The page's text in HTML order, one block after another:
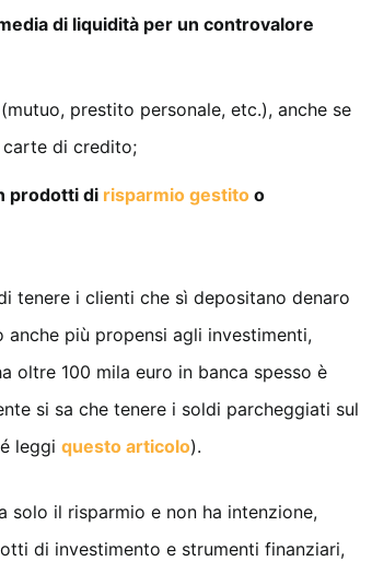
di liquidità per un controvalore
(mutuo, prestito personale, etc.), anche se
carte di credito;
prodotti di risparmio gestito o
tenere i clienti che sì depositano denaro
più propensi agli investimenti,
oltre 100 mila euro in banca spesso è
si sa che tenere i soldi parcheggiati sul
leggi questo articolo).
solo il risparmio e non ha intenzione,
di investimento e strumenti finanziari,